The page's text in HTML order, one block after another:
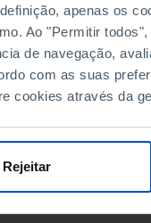
apenas os
Ao "Permitir
de navegação,
com as suas
cookies através da
Rejeitar